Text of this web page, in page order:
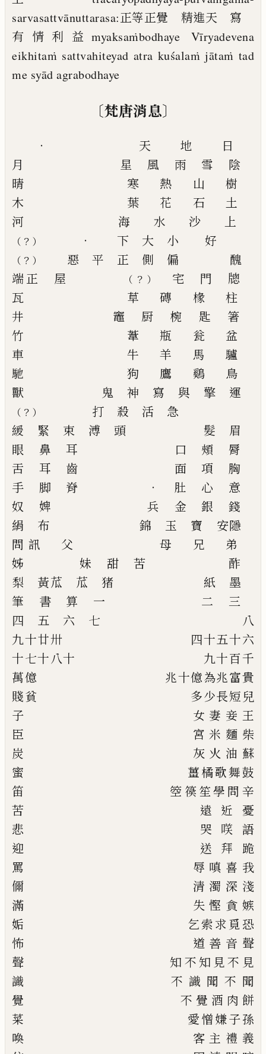
sarvasattvānuttarasa:正等正覺 精進天 寫
有情利益 myaksaṁbodhaye Vīryadevena
eikhitaṁ sattvahiteyad atra kuśalaṁ jātaṁ tad
me syād agrabodhaye
〔梵唐消息〕
‧ 天 地
日
月
星 風 雨 雪
陰
晴
寒 熱 山
樹
木
葉 花 石
土
河
海 水 沙 上
（ ？ ） ‧ 下 大 小 好
（ ？ ） 惡 平 正 側 偏
醜
端正
屋 （ ？ ） 宅 門
牕
瓦
草 磚 椽
柱
井
竈 厨 椀 匙
箸
竹
葦 瓶 瓮
盆
車
牛 羊 馬
驢
馳
狗 鷹 鷄
鳥
獸
鬼 神 寫 與 擎 運
（ ？ ） 打 殺 活
急
緩
緊 束 溥 頭 髮
眉
眼
鼻 耳 口 頰
脣
舌
耳 齒 面 項
胸
手
脚 脊 ‧ 肚 心
意
奴
婢 兵 金 銀
錢
絹
布 錦 玉 寶
安隱
問訊
父 母 兄
弟
姊
妹 甜 苦
酢
梨
黃苽 苽 猪 紙
墨
筆
書 算 一 二
三
四
五 六 七
八
九十廿卅 四十五十六
十七十八十 九十百千
萬億 兆十億為兆富貴
賤貧 多少長短 兒
子
女 妻 妾 王
臣
宮 米 麵 柴
炭
灰 火 油 蘇
蜜
薑橘歌舞鼓
笛
箜篌笙學問 辛
苦
遠 近 憂
悲
哭 㗛 語
迎
送 拜 跪
罵
辱 嗔 喜 我
儞
清 濁 深 淺
滿
失慳 貪 嫉
姤
乞索求覓 恐
怖
道 善 音 聲
聲
知 不知 見不見
識
不識 聞 不聞
覺
不覺 酒 肉 餅
菜
愛憎嫌子孫
喚
客 主 禮 義